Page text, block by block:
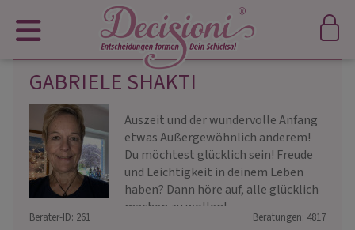
GABRIELE SHAKTI
Auszeit und der wundervolle Anfang
etwas Außergewöhnlich anderem!
Du möchtest glücklich sein! Freude
und Leichtigkeit in deinem Leben
haben? Dann höre auf, alle glücklich
machen zu wollen!
Berater-ID: 261 Beratungen: 4817